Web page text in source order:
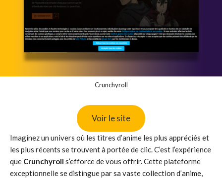
Crunchyroll
Voir le site
Imaginez un univers où les titres d’anime les plus appréciés et
les plus récents se trouvent à portée de clic. C’est l’expérience
que Crunchyroll s’efforce de vous offrir. Cette plateforme
exceptionnelle se distingue par sa vaste collection d’anime,